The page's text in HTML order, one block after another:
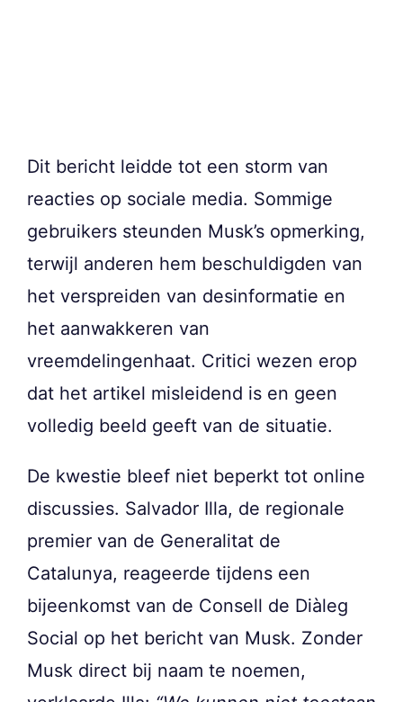
Dit bericht leidde tot een storm van
reacties op sociale media. Sommige
gebruikers steunden Musk’s opmerking,
terwijl anderen hem beschuldigden van
het verspreiden van desinformatie en
het aanwakkeren van
vreemdelingenhaat. Critici wezen erop
dat het artikel misleidend is en geen
volledig beeld geeft van de situatie.
De kwestie bleef niet beperkt tot online
discussies. Salvador Illa, de regionale
premier van de Generalitat de
Catalunya, reageerde tijdens een
bijeenkomst van de Consell de Diàleg
Social op het bericht van Musk. Zonder
Musk direct bij naam te noemen,